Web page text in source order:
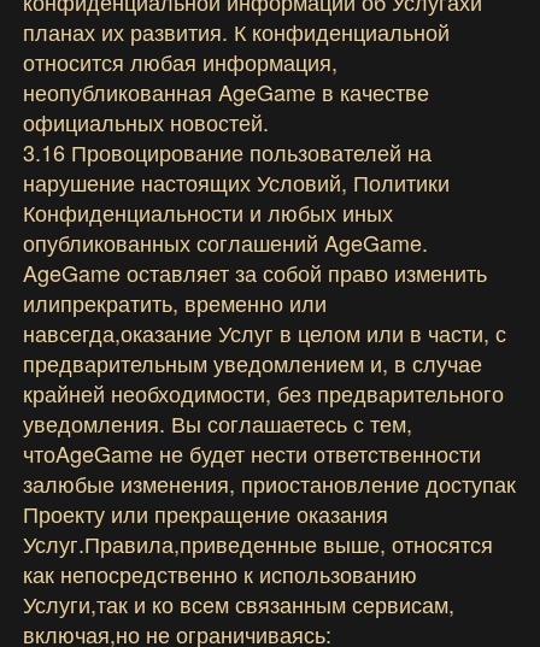
планах их развития. К конфиденциальной
относится любая информация,
неопубликованная AgeGame в качестве
официальных новостей.
3.16 Провоцирование пользователей на
нарушение настоящих Условий, Политики
Конфиденциальности и любых иных
опубликованных соглашений AgeGame.
AgeGame оставляет за собой право изменить
илипрекратить, временно или
навсегда,оказание Услуг в целом или в части, с
предварительным уведомлением и, в случае
крайней необходимости, без предварительного
уведомления. Вы соглашаетесь с тем,
чтоAgeGame не будет нести ответственности
залюбые изменения, приостановление доступак
Проекту или прекращение оказания
Услуг.Правила,приведенные выше, относятся
как непосредственно к использованию
Услуги,так и ко всем связанным сервисам,
включая,но не ограничиваясь: